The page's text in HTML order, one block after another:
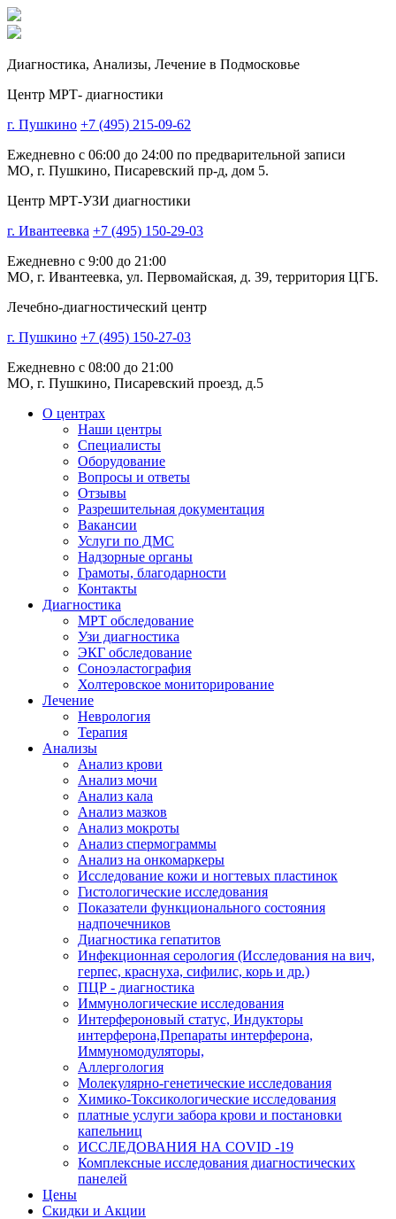
Диагностика, Анализы, Лечение в Подмосковье
Центр МРТ- диагностики
г. Пушкино +7 (495) 215-09-62
Ежедневно с 06:00 до 24:00 по предварительной записи
МО, г. Пушкино, Писаревский пр-д, дом 5.
Центр МРТ-УЗИ диагностики
г. Ивантеевка +7 (495) 150-29-03
Ежедневно с 9:00 до 21:00
МО, г. Ивантеевка, ул. Первомайская, д. 39, территория ЦГБ.
Лечебно-диагностический центр
г. Пушкино +7 (495) 150-27-03
Ежедневно с 08:00 до 21:00
МО, г. Пушкино, Писаревский проезд, д.5
О центрах
Наши центры
Специалисты
Оборудование
Вопросы и ответы
Отзывы
Разрешительная документация
Вакансии
Услуги по ДМС
Надзорные органы
Грамоты, благодарности
Контакты
Диагностика
МРТ обследование
Узи диагностика
ЭКГ обследование
Соноэластография
Холтеровское мониторирование
Лечение
Неврология
Терапия
Анализы
Анализ крови
Анализ мочи
Анализ кала
Анализ мазков
Анализ мокроты
Анализ спермограммы
Анализ на онкомаркеры
Исследование кожи и ногтевых пластинок
Гистологические исследования
Показатели функционального состояния
надпочечников
Диагностика гепатитов
Инфекционная серология (Исследования на вич,
герпес, краснуха, сифилис, корь и др.)
ПЦР - диагностика
Иммунологические исследования
Интерфероновый статус, Индукторы
интерферона,Препараты интерферона,
Иммуномодуляторы,
Аллергология
Молекулярно-генетические исследования
Химико-Токсикологические исследования
платные услуги забора крови и постановки
капельниц
ИССЛЕДОВАНИЯ НА COVID -19
Комплексные исследования диагностических
панелей
Цены
Скидки и Акции